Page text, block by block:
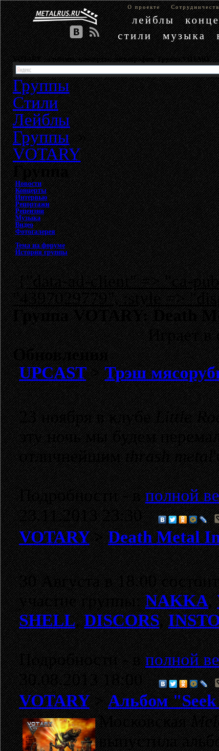
О проекте
лейблы
стили
музыка
VOTARY - альбомы, концерты, дискография. Группа VOTARY
Группы
Стили
Лейблы
Группы»
VOTARY
Группа
Новости
Концерты
Интервью
Репортажи
Рецензии
Музыка
Видео
Фотогалерея
Тема на форуме
История группы
{"data-ad-client" => "ca-
"4397029779", :style =>
Группа VOTARY: Death
Играет в
Обновления
UPCAST>Трэш
23 ноября в клубеLittle
эту ночь мы будем
отличнейшимthrash metal
Подробности - вполной
23.11.2013 23:30
VOTARY>Death Metal
30 Августа в 18.00
участие группы:NAKKA,
SHELL,DISCORS,
Подробности - вполной
30.08.2013 18:00
VOTARY>Альбом
Московская
выпустила